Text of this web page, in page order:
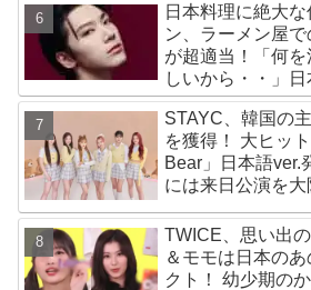
日本料理に絶大
ン、ラーメン屋
が超適当！「何
しいから・・」
する持論を明かす
STAYC、韓国の
を獲得！ 大ヒッ
Bear」日本語ver.
には来日公演を
TWICE、思い出
＆モモは日本の
クト！ 幼少期の